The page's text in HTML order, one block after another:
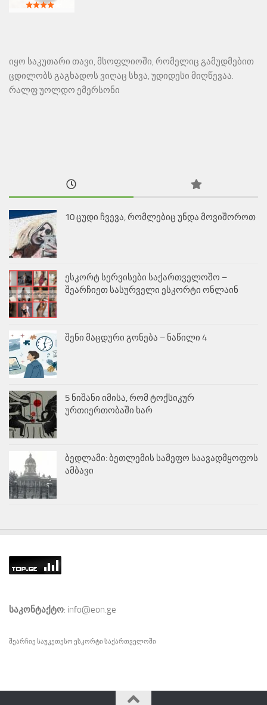
იყო საკუთარი თავი, მსოფლიოში, რომელიც გამუდმებით
ცდილობს გაგხადოს ვიღაც სხვა, უდიდესი მიღწევაა.
რალფ უოლდო ემერსონი
10 ცუდი ჩვევა, რომლებიც უნდა მოვიშოროთ
ესკორტ სერვისები საქართველოშო –
შეარჩიეთ სასურველი ესკორტი ონლაინ
შენი მაცდური გონება – ნაწილი 4
5 ნიშანი იმისა, რომ ტოქსიკურ
ურთიერთობაში ხარ
ბედლამი: ბეთლემის სამეფო საავადმყოფოს
ამბავი
საკონტაქტო: info@eon.ge
შეარჩიე საუკეთესო ესკორტი საქართველოში